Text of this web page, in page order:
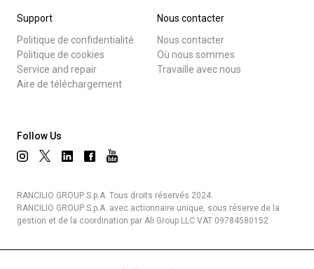
Support
Politique de confidentialité
Politique de cookies
Service and repair
Aire de téléchargement
Nous contacter
Nous contacter
Où nous sommes
Travaille avec nous
Follow Us
RANCILIO GROUP S.p.A. Tous droits réservés 2024.
RANCILIO GROUP S.p.A. avec actionnaire unique, sous réserve de la
gestion et de la coordination par Ali Group LLC VAT 09784580152